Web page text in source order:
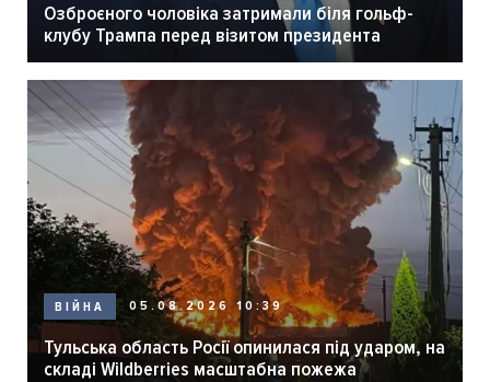
Озброєного чоловіка затримали біля гольф-
клубу Трампа перед візитом президента
ВІЙНА 05.08.2026 10:39
Тульська область Росії опинилася під ударом, на
складі Wildberries масштабна пожежа